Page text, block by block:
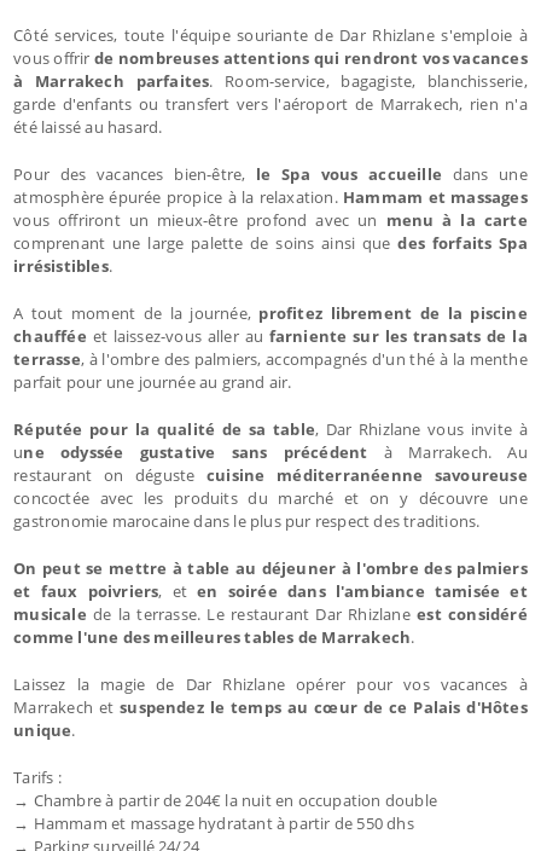
Côté services, toute l'équipe souriante de Dar Rhizlane s'emploie à
vous offrirde nombreuses attentions qui rendront vos vacances
à Marrakech parfaites. Room-service, bagagiste, blanchisserie,
garde d'enfants ou transfert vers l'aéroport de Marrakech, rien n'a
été laissé au hasard.
Pour des vacances bien-être, le Spa vous accueille dans une
atmosphère épurée propice à la relaxation. Hammam et massages
vous offriront un mieux-être profond avec un menu à la carte
comprenant une large palette de soins ainsi quedes forfaits Spa
irrésistibles.
A tout moment de la journée, profitez librement de la piscine
chauffée et laissez-vous aller au farniente sur les transats de la
terrasse, à l'ombre des palmiers, accompagnés d'un thé à la menthe
parfait pour une journée au grand air.
Réputée pour la qualité de sa table, Dar Rhizlane vous invite à
une odyssée gustative sans précédent à Marrakech. Au
restaurant on dégustecuisine méditerranéenne savoureuse
concoctée avec les produits du marché et on y découvre une
gastronomie marocaine dans le plus pur respect des traditions.
On peut se mettre à table au déjeuner à l'ombre des palmiers
et faux poivriers, eten soirée dans l'ambiance tamisée et
musicale de la terrasse. Le restaurant Dar Rhizlaneest considéré
comme l'une des meilleures tables de Marrakech.
Laissez la magie de Dar Rhizlane opérer pour vos vacances à
Marrakech etsuspendez le temps au cœur de ce Palais d'Hôtes
unique.
Tarifs :
→ Chambre à partir de 204€ la nuit en occupation double
→ Hammam et massage hydratant à partir de 550 dhs
→ Parking surveillé 24/24